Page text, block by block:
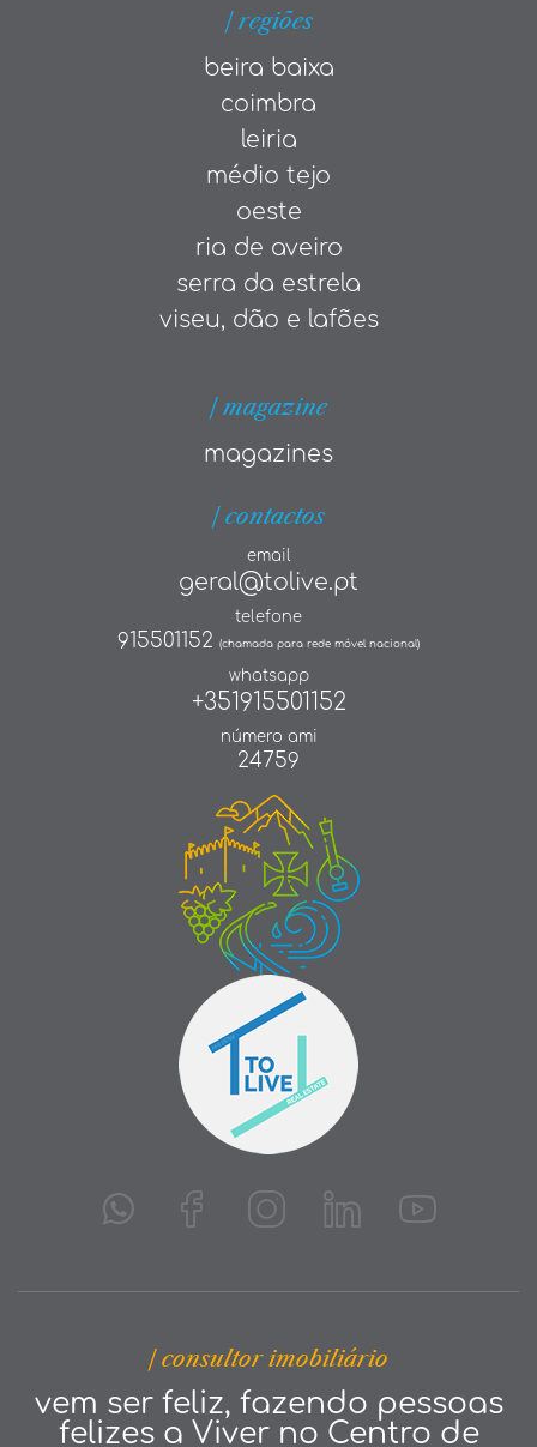
| regiões
beira baixa
coimbra
leiria
médio tejo
oeste
ria de aveiro
serra da estrela
viseu, dão e lafões
| magazine
magazines
| contactos
email
geral@tolive.pt
telefone
915501152 (chamada para rede móvel nacional)
whatsapp
+351915501152
número ami
24759
| consultor imobiliário
vem ser feliz, fazendo pessoas
felizes a Viver no Centro de